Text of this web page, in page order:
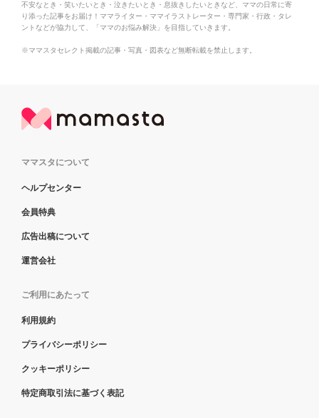
不安なとき・笑いたいとき・泣きたいとき・息抜きしたいときなど、ママの日常に寄
り添った記事をお届け！ママライター・ママイラストレーター・専門家・行政・タレ
ントなどが協力して、「ママのお悩み解決」を目指していきます。
※ママスタセレクト掲載の記事・写真・図表など無断転載を禁止します。
ママスタについて
ヘルプセンター
会員特典
広告出稿について
運営会社
ご利用にあたって
利用規約
プライバシーポリシー
クッキーポリシー
特定商取引法に基づく表記